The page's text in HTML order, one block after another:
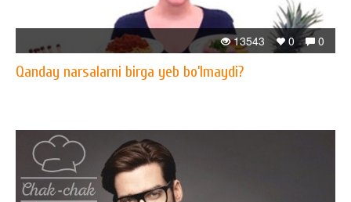
0
0
13543
Qanday narsalarni birga yeb bo’lmaydi?